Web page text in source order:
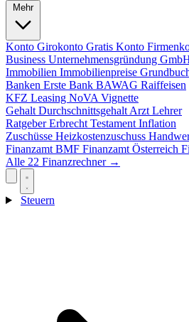
Mehr
Konto Girokonto Gratis Konto
Business Unternehmensgründung
Immobilien Immobilienpreise
Banken Erste Bank BAWAG Raiffeisen
KFZ Leasing NoVA Vignette
Gehalt Durchschnittsgehalt Arzt Lehrer
RatgeberErbrecht Testament Inflation
Zuschüsse Heizkostenzuschuss
Finanzamt BMF Finanzamt Österreich
Alle 22 Finanzrechner →
Steuern